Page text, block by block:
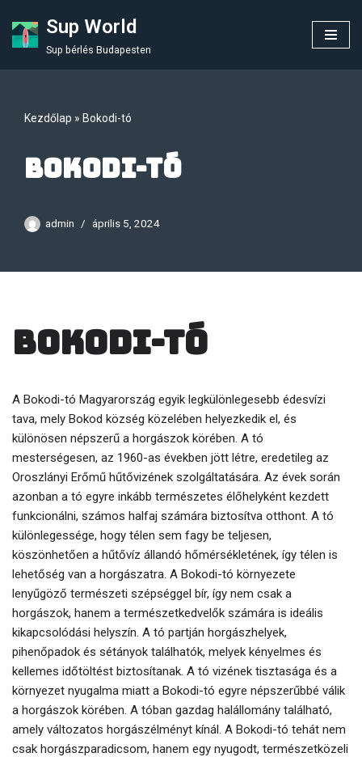
Skip
Sup World
Sup bérlés Budapesten
Kezdőlap » Bokodi-tó
Bokodi-tó
admin április 5, 2024
Bokodi-tó
A Bokodi-tó Magyarország egyik legkülönlegesebb édesvízi
tava, mely Bokod község közelében helyezkedik el, és
különösen népszerű a horgászok körében. A tó
mesterségesen, az 1960-as években jött létre, eredetileg az
Oroszlányi Erőmű hűtővizének szolgáltatására. Az évek során
azonban a tó egyre inkább természetes élőhelyként kezdett
funkcionálni, számos halfaj számára biztosítva otthont. A tó
különlegessége, hogy télen sem fagy be teljesen,
köszönhetően a hűtővíz állandó hőmérsékletének, így télen is
lehetőség van a horgászatra. A Bokodi-tó környezete
lenyűgöző természeti szépséggel bír, így nem csak a
horgászok, hanem a természetkedvelők számára is ideális
kikapcsolódási helyszín. A tó partján horgászhelyek,
pihenőpadok és sétányok találhatók, melyek kényelmes és
kellemes időtöltést biztosítanak. A tó vizének tisztasága és a
környezet nyugalma miatt a Bokodi-tó egyre népszerűbbé válik
a horgászok körében. A tóban gazdag halállomány található,
amely változatos horgászélményt kínál. A Bokodi-tó tehát nem
csak horgászparadicsom, hanem egy nyugodt, természetközeli